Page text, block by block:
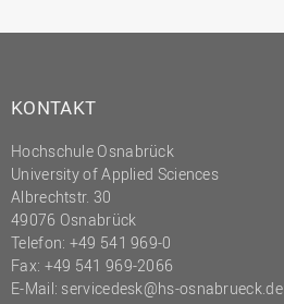
KONTAKT
Hochschule Osnabrück
University of Applied Sciences
Albrechtstr. 30
49076 Osnabrück
Telefon: +49 541 969-0
Fax: +49 541 969-2066
E-Mail: servicedesk@hs-osnabrueck.de